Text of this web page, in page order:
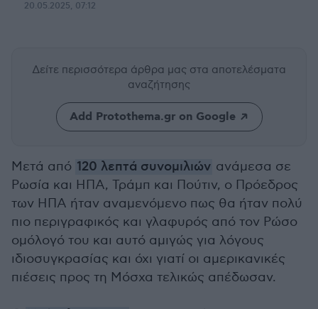
20.05.2025, 07:12
Δείτε περισσότερα άρθρα μας στα αποτελέσματα
αναζήτησης
Add Protothema.gr on Google
Μετά από 120 λεπτά συνομιλιών ανάμεσα σε
Ρωσία και ΗΠΑ, Τράμπ και Πούτιν, ο Πρόεδρος
των ΗΠΑ ήταν αναμενόμενο πως θα ήταν πολύ
πιο περιγραφικός και γλαφυρός από τον Ρώσο
ομόλογό του και αυτό αμιγώς για λόγους
ιδιοσυγκρασίας και όχι γιατί οι αμερικανικές
πιέσεις προς τη Μόσχα τελικώς απέδωσαν.